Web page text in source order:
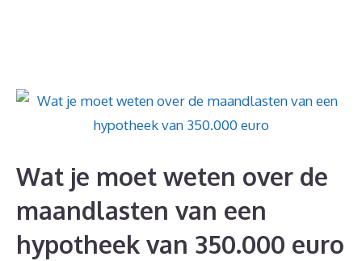
Wat je moet weten over de
maandlasten van een
hypotheek van 350.000 euro